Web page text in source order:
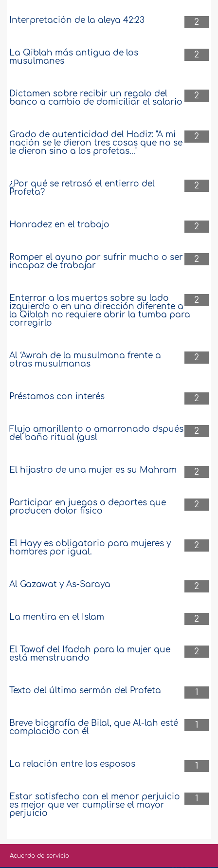
2
Interpretación de la aleya 42:23
2
La Qiblah más antigua de los
musulmanes
2
Dictamen sobre recibir un regalo del
banco a cambio de domiciliar el salario
2
Grado de autenticidad del Hadiz: "A mi
nación se le dieron tres cosas que no se
le dieron sino a los profetas..."
2
¿Por qué se retrasó el entierro del
Profeta?
2
Honradez en el trabajo
2
Romper el ayuno por sufrir mucho o ser
incapaz de trabajar
2
Enterrar a los muertos sobre su lado
izquierdo o en una dirección diferente a
la Qiblah no requiere abrir la tumba para
corregirlo
2
Al ‘Awrah de la musulmana frente a
otras musulmanas
2
Préstamos con interés
2
Flujo amarillento o amarronado dspués
del baño ritual (gusl
2
El hijastro de una mujer es su Mahram
2
Participar en juegos o deportes que
producen dolor físico
2
El Hayy es obligatorio para mujeres y
hombres por igual.
2
Al Gazawat y As-Saraya
2
La mentira en el Islam
2
El Tawaf del Ifadah para la mujer que
está menstruando
1
Texto del último sermón del Profeta
1
Breve biografía de Bilal, que Al-lah esté
complacido con él
1
La relación entre los esposos
1
Estar satisfecho con el menor perjuicio
es mejor que ver cumplirse el mayor
perjuicio
Acuerdo de servicio